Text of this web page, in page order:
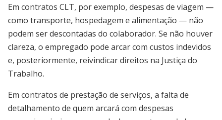
Em contratos CLT, por exemplo, despesas de viagem —
como transporte, hospedagem e alimentação — não
podem ser descontadas do colaborador. Se não houver
clareza, o empregado pode arcar com custos indevidos
e, posteriormente, reivindicar direitos na Justiça do
Trabalho.
Em contratos de prestação de serviços, a falta de
detalhamento de quem arcará com despesas